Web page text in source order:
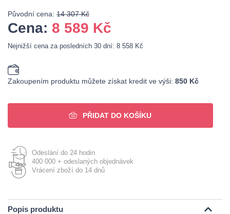
Původní cena: 14 307 Kč
Cena: 8 589 Kč
Nejnižší cena za posledních 30 dní: 8 558 Kč
Zakoupením produktu můžete získat kredit ve výši: 850 Kč
PŘIDAT DO KOŠÍKU
Odeslání do 24 hodin
400 000 + odeslaných objednávek
Vrácení zboží do 14 dnů
Popis produktu